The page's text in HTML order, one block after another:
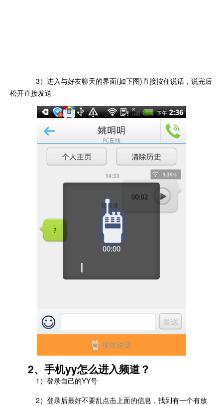
3）进入与好友聊天的界面(如下图)直接按住说话，说完后
松开直接发送
2、手机yy怎么进入频道？
1）登录自己的YY号
2）登录后最好不要乱点击上面的信息，找到有一个有放